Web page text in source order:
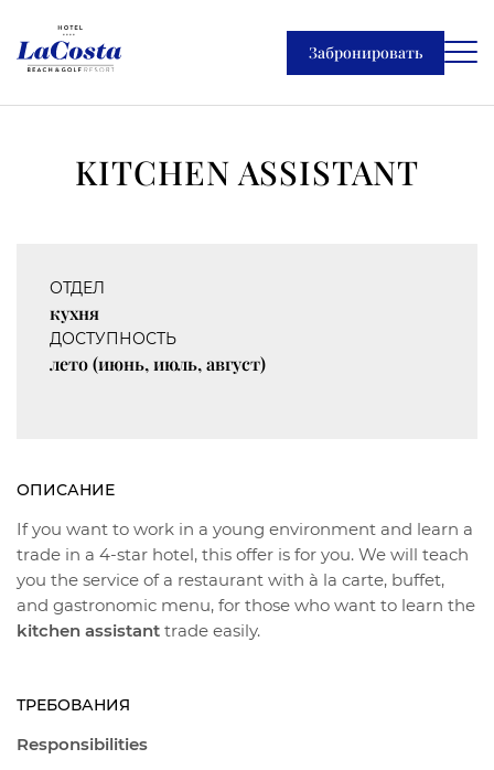
Забронировать
KITCHEN ASSISTANT
ОТДЕЛ
кухня
ДОСТУПНОСТЬ
лето (июнь, июль, август)
ОПИСАНИЕ
If you want to work in a young environment and learn a
trade in a 4-star hotel, this offer is for you. We will teach
you the service of a restaurant with à la carte, buffet,
and gastronomic menu, for those who want to learn the
kitchen assistant trade easily.
ТРЕБОВАНИЯ
Responsibilities